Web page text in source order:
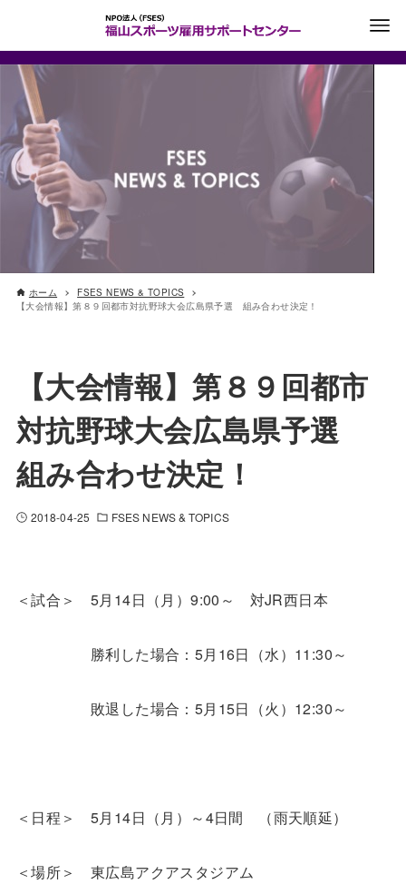
ホーム
FSES NEWS & TOPICS
【大会情報】第８９回都市対抗野球大会広島県予選 組み合わせ決定！
【大会情報】第８９回都市
対抗野球大会広島県予選
組み合わせ決定！
2018-04-25 FSES NEWS & TOPICS
＜試合＞ 5月14日（月）9:00～ 対JR西日本
勝利した場合：5月16日（水）11:30～
敗退した場合：5月15日（火）12:30～
＜日程＞ 5月14日（月）～4日間 （雨天順延）
＜場所＞ 東広島アクアスタジアム